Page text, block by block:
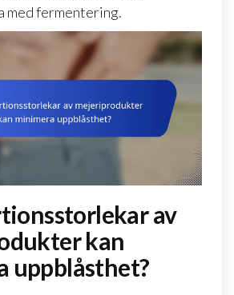
med fermentering.
av
kan
uppblåsthet?